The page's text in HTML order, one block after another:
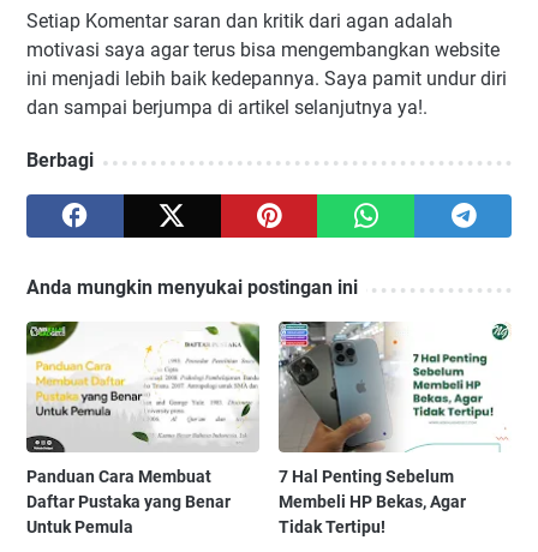
Setiap Komentar saran dan kritik dari agan adalah
motivasi saya agar terus bisa mengembangkan website
ini menjadi lebih baik kedepannya. Saya pamit undur diri
dan sampai berjumpa di artikel selanjutnya ya!.
Berbagi
Anda mungkin menyukai postingan ini
Panduan Cara Membuat
Daftar Pustaka yang Benar
Untuk Pemula
7 Hal Penting Sebelum
Membeli HP Bekas, Agar
Tidak Tertipu!